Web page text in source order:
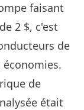
faisant
2 $, c'est
de
de
était